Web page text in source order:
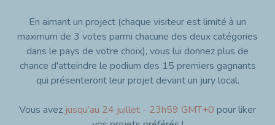
En aimant un project (chaque visiteur est limité à un
maximum de 3 votes parmi chacune des deux catégories
dans le pays de votre choix), vous lui donnez plus de
chance d'atteindre le podium des 15 premiers gagnants
qui présenteront leur projet devant un jury local.
Vous avez jusqu’au 24 juillet - 23h59 GMT+0 pour liker